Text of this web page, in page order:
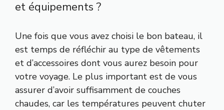
et équipements ?
Une fois que vous avez choisi le bon bateau, il
est temps de réfléchir au type de vêtements
et d’accessoires dont vous aurez besoin pour
votre voyage. Le plus important est de vous
assurer d’avoir suffisamment de couches
chaudes, car les températures peuvent chuter